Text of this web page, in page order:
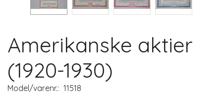
Amerikanske aktier
(1920-1930)
Model/varenr.: 11518